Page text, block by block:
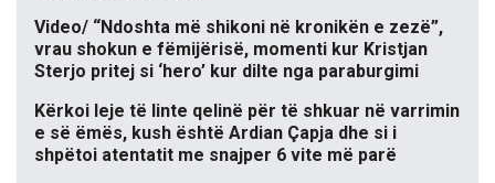
Video/ “Ndoshta më shikoni në kronikën e zezë”,
vrau shokun e fëmijërisë, momenti kur Kristjan
Sterjo pritej si ‘hero’ kur dilte nga paraburgimi
Kërkoi leje të linte qelinë për të shkuar në varrimin
e së ëmës, kush është Ardian Çapja dhe si i
shpëtoi atentatit me snajper 6 vite më parë